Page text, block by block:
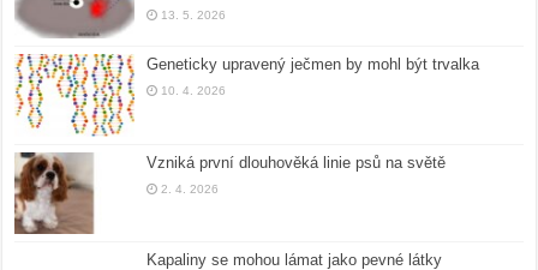
13. 5. 2026
Geneticky upravený ječmen by mohl být trvalka
10. 4. 2026
Vzniká první dlouhověká linie psů na světě
2. 4. 2026
Kapaliny se mohou lámat jako pevné látky